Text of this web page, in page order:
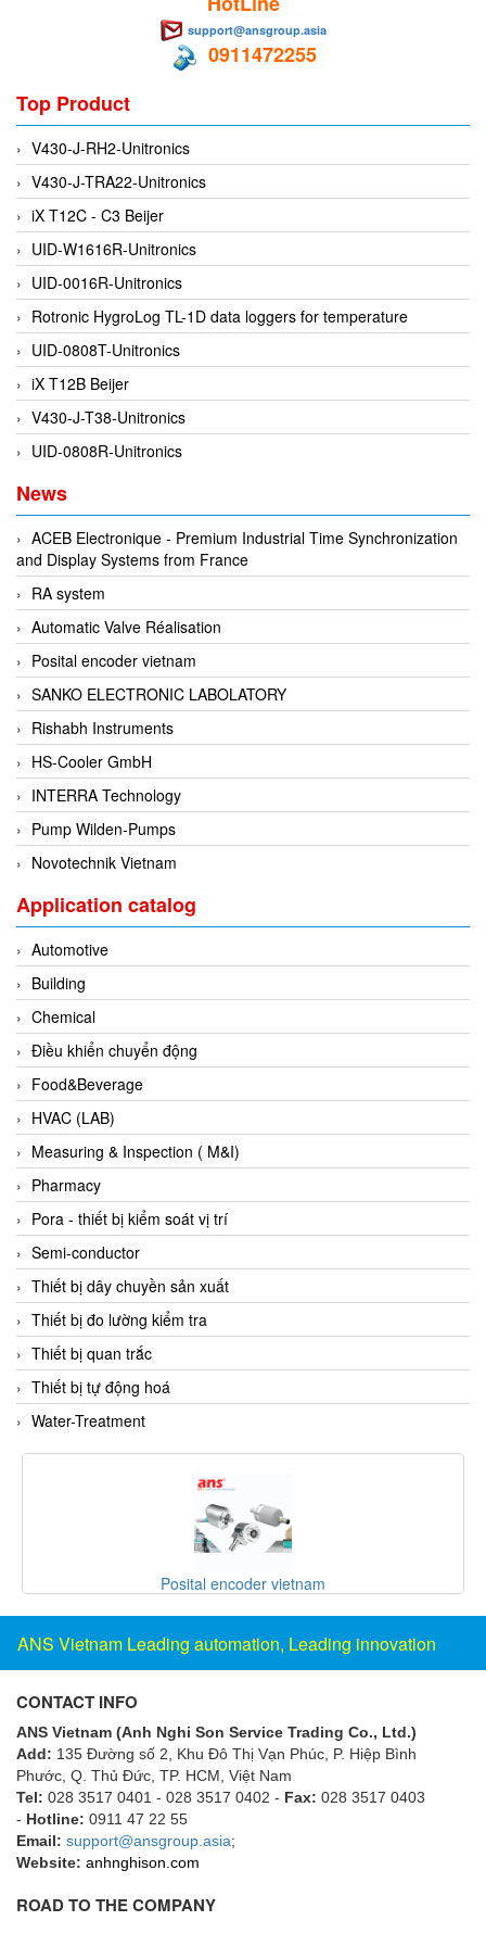
Flowserve
Fluke Process Instruments Vietnam
FMS Vietnam
FOKO / Wintriss
Fomotech Vietnam
Forbes Marshall
FORNEY
Fortex
Fortress
Fossil Power Systems
FPZ
Francis Vietnam
FRANKE
Freezemod
Fritsch Vietnam
FS CABLE
FS Inc Vietnam
FTM Vietnam
Fuji
Fujian LEAD
Fujikura
Fukuta
GAI-Tronics
Gardasoft
GASDNA Vietnam
Gasensor
Gave
Gazex
GD GODAI ENGINEERING
GE Panametrics
GEDORE
GEFA PROCESSTECHNIK GMBH
Gefran
Gems Sensor
Gemu
GENEBRE
Genesislamp
Geokon Vietnam
GESIPA
Giovenzana Vietnam
Glamox
Global Encoder Vietnam
Glual
GPA Pump
GRAVITY
Green instruments
GREYSTONE
support@ansgroup.asia
0911472255
Top Product
V430-J-RH2-Unitronics
V430-J-TRA22-Unitronics
iX T12C - C3 Beijer
UID-W1616R-Unitronics
UID-0016R-Unitronics
Rotronic HygroLog TL-1D data loggers for temperature
UID-0808T-Unitronics
iX T12B Beijer
V430-J-T38-Unitronics
UID-0808R-Unitronics
News
ACEB Electronique - Premium Industrial Time Synchronization
and Display Systems from France
RA system
Automatic Valve Réalisation
Posital encoder vietnam
SANKO ELECTRONIC LABOLATORY
Rishabh Instruments
HS-Cooler GmbH
INTERRA Technology
Pump Wilden-Pumps
Novotechnik Vietnam
Application catalog
Automotive
Building
Chemical
Điều khiển chuyển động
Food&Beverage
HVAC (LAB)
Measuring & Inspection ( M&I)
Pharmacy
Pora - thiết bị kiểm soát vị trí
Semi-conductor
Thiết bị dây chuyền sản xuất
Thiết bị đo lường kiểm tra
Thiết bị quan trắc
Thiết bị tự động hoá
Water-Treatment
SANKO ELECTRONIC LABOLATORY
ANS Vietnam Leading automation, Leading innovation
CONTACT INFO
ANS Vietnam (Anh Nghi Son Service Trading Co., Ltd.)
Add: 135 Đường số 2, Khu Đô Thị Vạn Phúc, P. Hiệp Bình
Phước, Q. Thủ Đức, TP. HCM , Việt Nam
Tel: 028 3517 0401 - 028 3517 0402 - Fax: 028 3517 0403
- Hotline: 0911 47 22 55
Email: support@ansgroup.asia;
Website: anhnghison.com
ROAD TO THE COMPANY